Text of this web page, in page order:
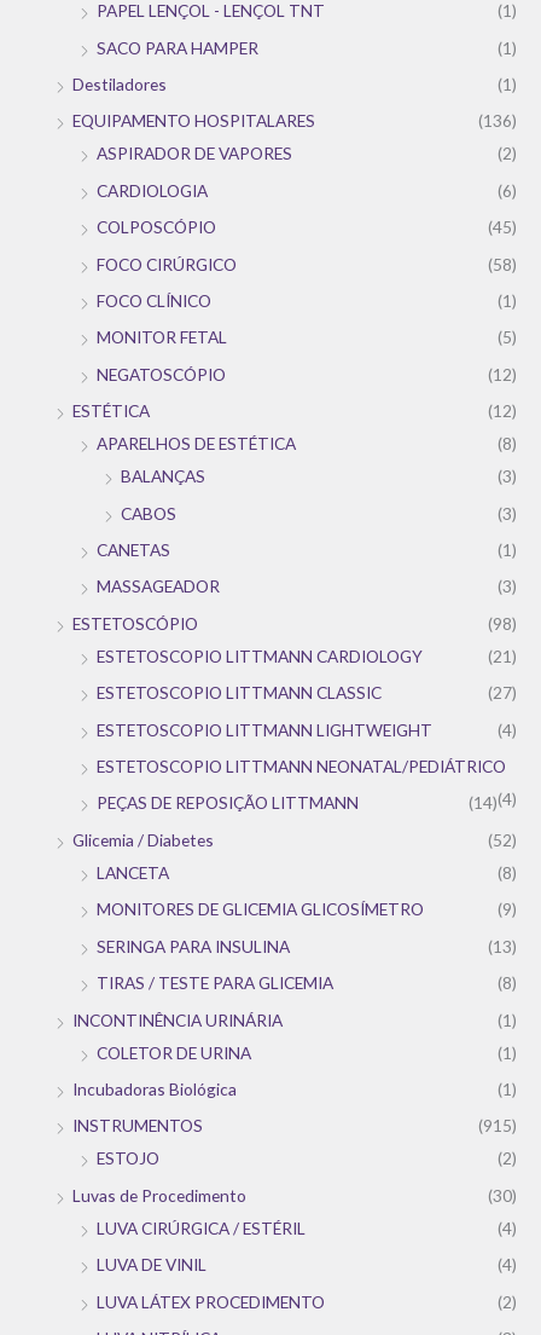
PAPEL LENÇOL - LENÇOL TNT
(1)
SACO PARA HAMPER
(1)
Destiladores
(1)
EQUIPAMENTO HOSPITALARES
(136)
ASPIRADOR DE VAPORES
(2)
CARDIOLOGIA
(6)
COLPOSCÓPIO
(45)
FOCO CIRÚRGICO
(58)
FOCO CLÍNICO
(1)
MONITOR FETAL
(5)
NEGATOSCÓPIO
(12)
ESTÉTICA
(12)
APARELHOS DE ESTÉTICA
(8)
BALANÇAS
(3)
CABOS
(3)
CANETAS
(1)
MASSAGEADOR
(3)
ESTETOSCÓPIO
(98)
ESTETOSCOPIO LITTMANN CARDIOLOGY
(21)
ESTETOSCOPIO LITTMANN CLASSIC
(27)
ESTETOSCOPIO LITTMANN LIGHTWEIGHT
(4)
ESTETOSCOPIO LITTMANN NEONATAL/PEDIÁTRICO
(4)
PEÇAS DE REPOSIÇÃO LITTMANN
(14)
Glicemia / Diabetes
(52)
LANCETA
(8)
MONITORES DE GLICEMIA GLICOSÍMETRO
(9)
SERINGA PARA INSULINA
(13)
TIRAS / TESTE PARA GLICEMIA
(8)
INCONTINÊNCIA URINÁRIA
(1)
COLETOR DE URINA
(1)
Incubadoras Biológica
(1)
INSTRUMENTOS
(915)
ESTOJO
(2)
Luvas de Procedimento
(30)
LUVA CIRÚRGICA / ESTÉRIL
(4)
LUVA DE VINIL
(4)
LUVA LÁTEX PROCEDIMENTO
(2)